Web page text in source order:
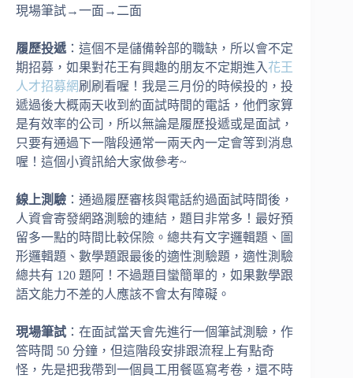
現場筆試→一面→二面
履歷投遞：這個不是儲備幹部的職缺，所以會不定
期招募，如果對花王有興趣的朋友不定期進入花王
人才招募網刷刷看喔！我是三月份的時候投的，投
遞過後大概兩天收到約面試時間的電話，他們家算
是有效率的公司，所以無論是履歷投遞或是面試，
只要有通過下一階段通常一兩天內一定會等到消息
喔！這個小資訊給大家做參考~
線上測驗 ：通過履歷審核與電話約過面試時間後，
人資會寄發網路測驗的連結，題目非常多！最好預
留多一點的時間比較保險。總共有文字邏輯題、圖
形邏輯題、數學題跟最後的適性測驗題，適性測驗
總共有 120 題阿！不過題目蠻簡單的，如果數學跟
語文能力不差的人應該不會太有障礙。
現場筆試 ：在面試當天會先進行一個筆試測驗，作
答時間 50 分鐘，但這階段安排跟流程上有點奇
怪，先是把我帶到一個員工用餐區寫考卷，還不時